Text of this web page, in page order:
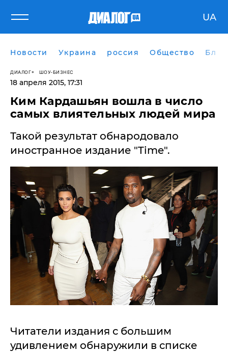
UA
Новости Украина россия Общество
ДИАЛОГ ШОУ-БИЗНЕС
18 апреля 2015, 17:31
Ким Кардашьян вошла в число
самых влиятельных людей мира
Такой результат обнародовало
иностранное издание "Time".
Читатели издания с большим
удивлением обнаружили в списке